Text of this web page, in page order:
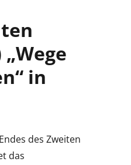
in
des Zweiten
das